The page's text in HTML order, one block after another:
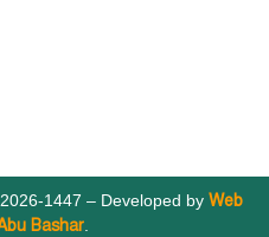
1447 – Developed by Web
Bashar.